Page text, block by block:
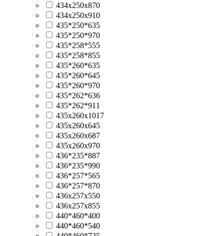
434х250х870
434х250х910
435*250*635
435*250*970
435*258*555
435*258*855
435*260*635
435*260*645
435*260*970
435*262*636
435*262*911
435x260x1017
435x260x645
435x260x687
435x260x970
436*235*887
436*235*990
436*257*565
436*257*870
436x257x550
436x257x855
440*460*400
440*460*540